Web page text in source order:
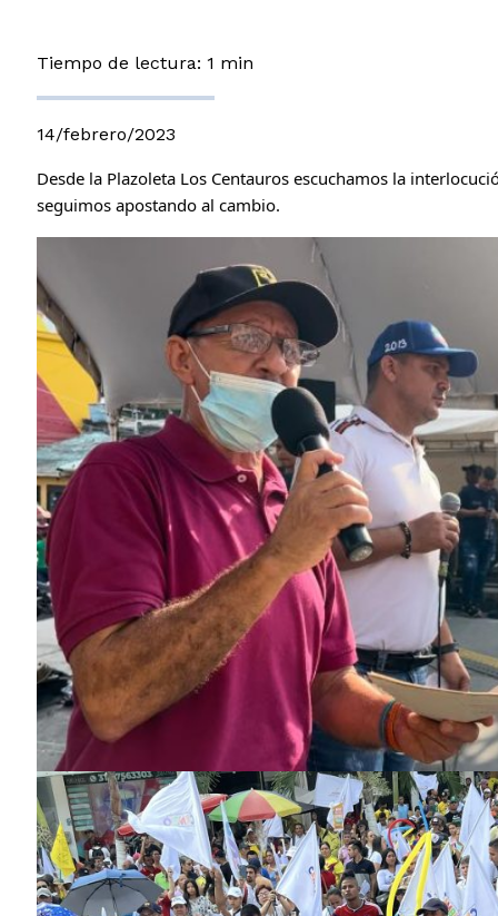
Tiempo de lectura: 1 min
14/febrero/2023
Desde la Plazoleta Los Centauros escuchamos la
seguimos apostando al cambio.